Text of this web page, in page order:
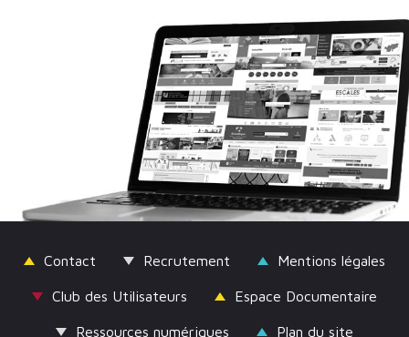
Contact Recrutement Mentions légales
Club des Utilisateurs Espace Documentaire
Ressources numériques Plan du site